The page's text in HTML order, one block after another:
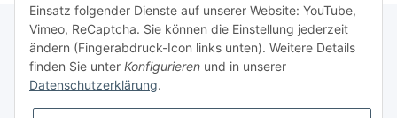
Informationen
Einsatz folgender Dienste auf unserer Website: YouTube,
Vimeo, ReCaptcha. Sie können die Einstellung jederzeit
ändern (Fingerabdruck-Icon links unten). Weitere Details
finden Sie unter Konfigurieren und in unserer
Datenschutzerklärung.